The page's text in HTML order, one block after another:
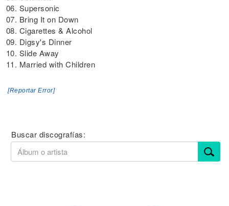
06. Supersonic
07. Bring It on Down
08. Cigarettes & Alcohol
09. Digsy's Dinner
10. Slide Away
11. Married with Children
[Reportar Error]
Buscar discografías: